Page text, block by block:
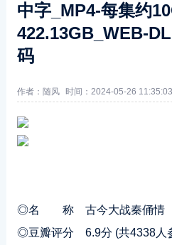
中字_MP4-每集约
422.13GB_WEB-
码
作者：随风 时间：2024-05-26 11:35:03
◎名 称 古今大战秦俑情
◎豆瓣评分 6.9分 (共4338人